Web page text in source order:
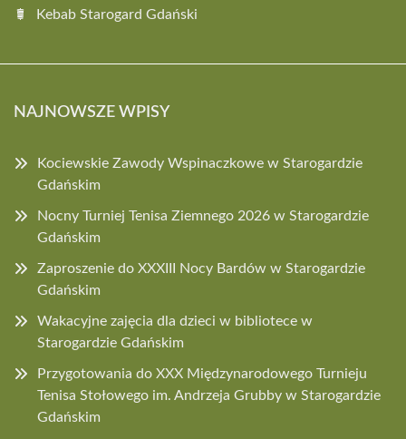
Kebab Starogard Gdański
NAJNOWSZE WPISY
Kociewskie Zawody Wspinaczkowe w Starogardzie
Gdańskim
Nocny Turniej Tenisa Ziemnego 2026 w Starogardzie
Gdańskim
Zaproszenie do XXXIII Nocy Bardów w Starogardzie
Gdańskim
Wakacyjne zajęcia dla dzieci w bibliotece w
Starogardzie Gdańskim
Przygotowania do XXX Międzynarodowego Turnieju
Tenisa Stołowego im. Andrzeja Grubby w Starogardzie
Gdańskim